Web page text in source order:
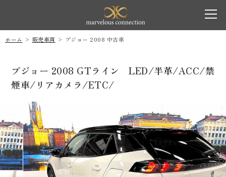
marvelous
ホーム 販売車両 プジョー 2008 中古車
プジョー 2008 GTライン LED/半革/ACC/禁
煙車/リアカメラ/ETC/